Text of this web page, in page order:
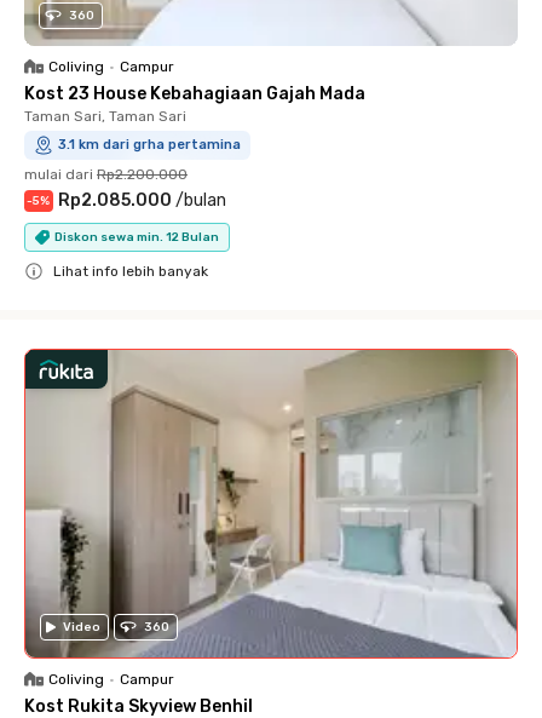
360
Coliving • Campur
Kost 23 House Kebahagiaan Gajah Mada
Taman Sari, Taman Sari
3.1 km dari grha pertamina
mulai dari Rp2.200.000
-5% Rp2.085.000 /bulan
Diskon sewa min. 12 Bulan
Lihat info lebih banyak
Video 360
Coliving • Campur
Kost Rukita Skyview Benhil